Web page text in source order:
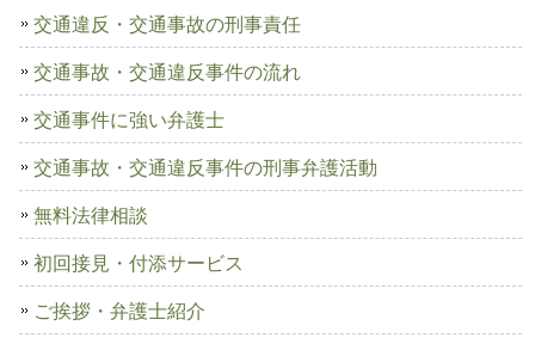
交通違反・交通事故の刑事責任
交通事故・交通違反事件の流れ
交通事件に強い弁護士
交通事故・交通違反事件の刑事弁護活動
無料法律相談
初回接見・付添サービス
ご挨拶・弁護士紹介